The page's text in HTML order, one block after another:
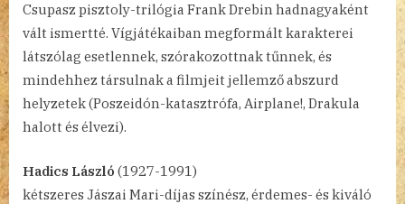
Csupasz pisztoly-trilógia Frank Drebin hadnagyaként
vált ismertté. Vígjátékaiban megformált karakterei
látszólag esetlennek, szórakozottnak tűnnek, és
mindehhez társulnak a filmjeit jellemző abszurd
helyzetek (Poszeidón-katasztrófa, Airplane!, Drakula
halott és élvezi).
Hadics László (1927-1991)
kétszeres Jászai Mari-díjas színész, érdemes- és kiváló